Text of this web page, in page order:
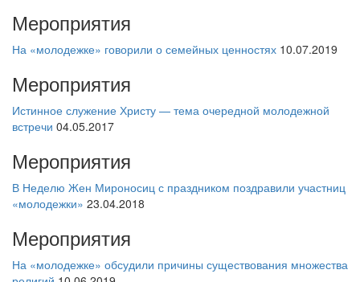
Мероприятия
На «молодежке» говорили о семейных ценностях 10.07.2019
Мероприятия
Истинное служение Христу — тема очередной молодежной
встречи 04.05.2017
Мероприятия
В Неделю Жен Мироносиц с праздником поздравили участниц
«молодежки» 23.04.2018
Мероприятия
На «молодежке» обсудили причины существования множества